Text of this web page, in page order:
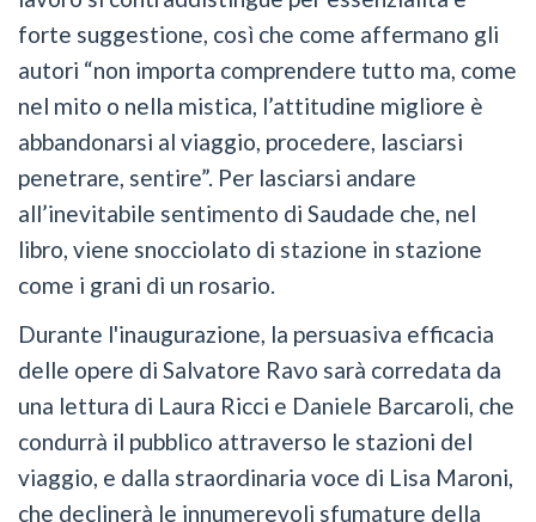
forte suggestione, così che come affermano gli
autori “non importa comprendere tutto ma, come
nel mito o nella mistica, l’attitudine migliore è
abbandonarsi al viaggio, procedere, lasciarsi
penetrare, sentire”. Per lasciarsi andare
all’inevitabile sentimento di Saudade che, nel
libro, viene snocciolato di stazione in stazione
come i grani di un rosario.
Durante l'inaugurazione, la persuasiva efficacia
delle opere di Salvatore Ravo sarà corredata da
una lettura di Laura Ricci e Daniele Barcaroli, che
condurrà il pubblico attraverso le stazioni del
viaggio, e dalla straordinaria voce di Lisa Maroni,
che declinerà le innumerevoli sfumature della